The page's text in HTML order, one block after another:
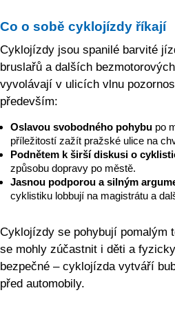
Co o sobě cyklojízdy říkají
Cyklojízdy jsou spanilé barvité
bruslařů a dalších
vyvolávají v ulicích vlnu
především:
Oslavou svobodného pohybu po
příležitostí zažít pražské ulice na
Podnětem k širší diskusi o
způsobu dopravy po městě.
Jasnou podporou a silným
cyklistiku lobbují na magistrátu a
Cyklojízdy se pohybují pomalým
se mohly zúčastnit i děti a
bezpečné – cyklojízda vytváří
před automobily.